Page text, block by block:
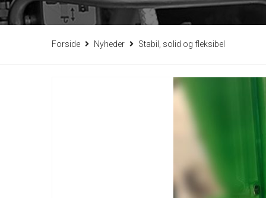
Forside Nyheder Stabil, solid og fleksibel